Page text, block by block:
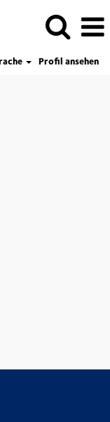
Profil ansehen